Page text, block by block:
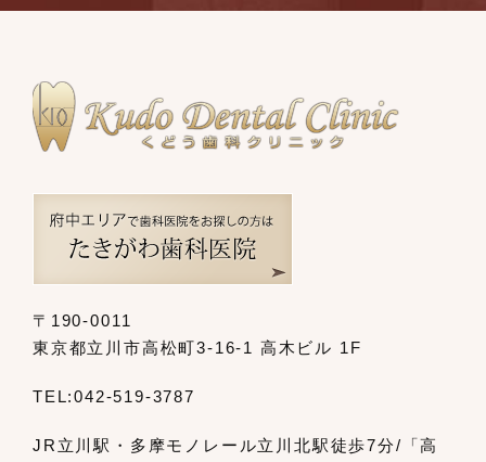
〒190-0011
東京都立川市高松町3-16-1 高木ビル 1F
TEL:042-519-3787
JR立川駅・多摩モノレール立川北駅徒歩7分/「高